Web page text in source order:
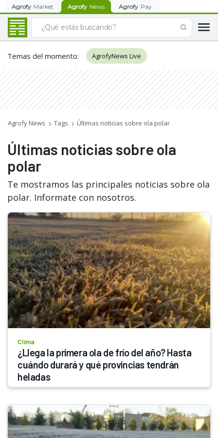
Agrofy Market Agrofy News Agrofy Pay
Temas del momento: AgrofyNews Live
Agrofy News Tags Últimas noticias sobre ola polar
Últimas noticias sobre ola
polar
Te mostramos las principales noticias sobre ola
polar. Informate con nosotros.
Clima
¿Llega la primera ola de frío del año? Hasta
cuándo durará y qué provincias tendrán
heladas